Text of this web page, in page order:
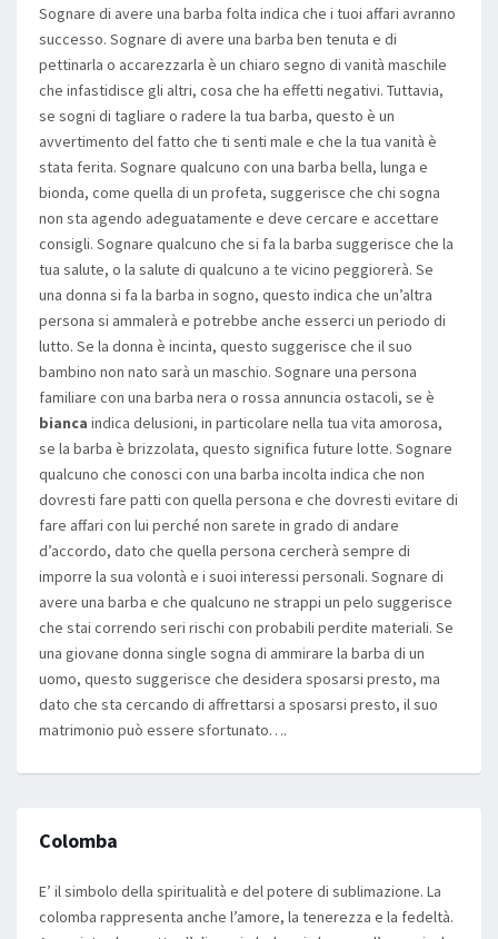
Sognare di avere una barba folta indica che i tuoi affari avranno
successo. Sognare di avere una barba ben tenuta e di
pettinarla o accarezzarla è un chiaro segno di vanità maschile
che infastidisce gli altri, cosa che ha effetti negativi. Tuttavia,
se sogni di tagliare o radere la tua barba, questo è un
avvertimento del fatto che ti senti male e che la tua vanità è
stata ferita. Sognare qualcuno con una barba bella, lunga e
bionda, come quella di un profeta, suggerisce che chi sogna
non sta agendo adeguatamente e deve cercare e accettare
consigli. Sognare qualcuno che si fa la barba suggerisce che la
tua salute, o la salute di qualcuno a te vicino peggiorerà. Se
una donna si fa la barba in sogno, questo indica che un’altra
persona si ammalerà e potrebbe anche esserci un periodo di
lutto. Se la donna è incinta, questo suggerisce che il suo
bambino non nato sarà un maschio. Sognare una persona
familiare con una barba nera o rossa annuncia ostacoli, se è
bianca indica delusioni, in particolare nella tua vita amorosa,
se la barba è brizzolata, questo significa future lotte. Sognare
qualcuno che conosci con una barba incolta indica che non
dovresti fare patti con quella persona e che dovresti evitare di
fare affari con lui perché non sarete in grado di andare
d’accordo, dato che quella persona cercherà sempre di
imporre la sua volontà e i suoi interessi personali. Sognare di
avere una barba e che qualcuno ne strappi un pelo suggerisce
che stai correndo seri rischi con probabili perdite materiali. Se
una giovane donna single sogna di ammirare la barba di un
uomo, questo suggerisce che desidera sposarsi presto, ma
dato che sta cercando di affrettarsi a sposarsi presto, il suo
matrimonio può essere sfortunato….
Colomba
E’ il simbolo della spiritualità e del potere di sublimazione. La
colomba rappresenta anche l’amore, la tenerezza e la fedeltà.